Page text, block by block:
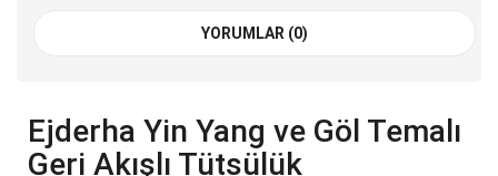
YORUMLAR (0)
Ejderha Yin Yang ve Göl Temalı
Geri Akışlı Tütsülük